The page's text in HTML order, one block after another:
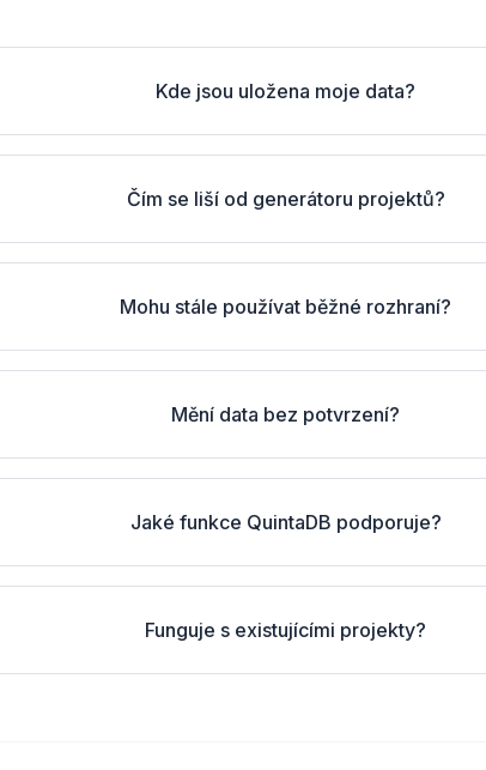
Kde jsou uložena moje data?
Čím se liší od generátoru projektů?
Mohu stále používat běžné rozhraní?
Mění data bez potvrzení?
Jaké funkce QuintaDB podporuje?
Funguje s existujícími projekty?